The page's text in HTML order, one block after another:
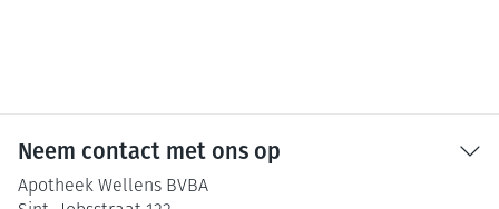
Neem contact met ons op
Apotheek Wellens BVBA